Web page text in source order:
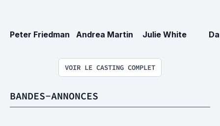
Peter Friedman Andrea Martin Julie White
VOIR LE CASTING COMPLET
BANDES-ANNONCES